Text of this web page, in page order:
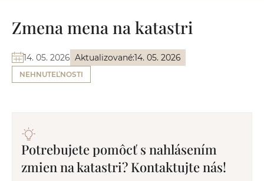
Zmena mena na katastri
14. 05. 2026 Aktualizované:14. 05. 2026
NEHNUTEĽNOSTI
Potrebujete pomôcť s nahlásením
zmien na katastri? Kontaktujte nás!